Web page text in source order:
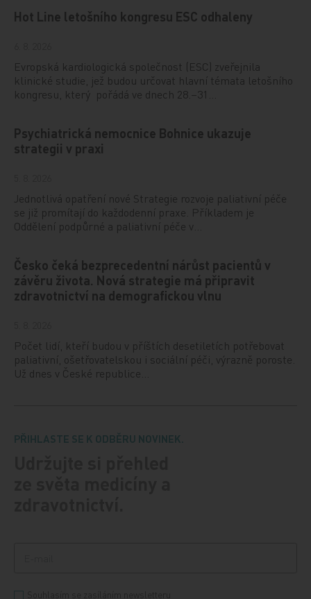
Hot Line letošního kongresu ESC odhaleny
Evropská kardiologická společnost (ESC) zveřejnila
klinické studie, jež budou určovat hlavní témata letošního
kongresu, který pořádá ve dnech 28.–31…
Psychiatrická nemocnice Bohnice ukazuje
strategii v praxi
Jednotlivá opatření nové Strategie rozvoje paliativní péče
se již promítají do každodenní praxe. Příkladem je
Oddělení podpůrné a paliativní péče v…
Česko čeká bezprecedentní nárůst pacientů v
závěru života. Nová strategie má připravit
zdravotnictví na demografickou vlnu
Počet lidí, kteří budou v příštích desetiletích potřebovat
paliativní, ošetřovatelskou i sociální péči, výrazně poroste.
Už dnes v České republice…
PŘIHLASTE SE K ODBĚRU NOVINEK.